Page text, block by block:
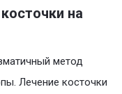
на
метод
Лечение косточки